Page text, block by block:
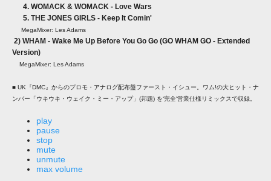
4. WOMACK & WOMACK - Love Wars
5. THE JONES GIRLS - Keep It Comin'
MegaMixer: Les Adams
2) WHAM - Wake Me Up Before You Go Go (GO WHAM GO - Extended
Version)
MegaMixer: Les Adams
■ UK『DMC』からのプロモ・アナログ配布盤ファースト・イシュー。ワム!の大ヒット・ナ
ンバー「ウキウキ・ウェイク・ミー・アップ」(邦題) を‘完全'営業仕様リミックスで収録。
play
pause
stop
mute
unmute
max volume